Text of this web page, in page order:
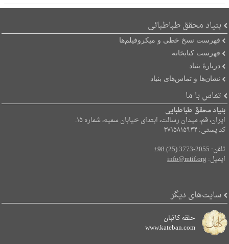
بنیاد محقق طباطبائی
فهرست نسخ خطی و میکروفیلم‌ها
فهرست کتابخانه
دربارۀ بنیاد
نشان‌ها و تماس‌های بنیاد
تماس با ما
بنیاد محقق طباطبایی
ایران، قم، میدان رسالت، ابتدای خیابان سمیه، شماره ۱۵.
کد پستی: ۳۷۱۵۸۱۵۹۳۴
تلفن:+98 (25) 3773-2055
ایمیل:info@mtif.org
سایت‌های دیگر
حلقه کاتبان
www.kateban.com